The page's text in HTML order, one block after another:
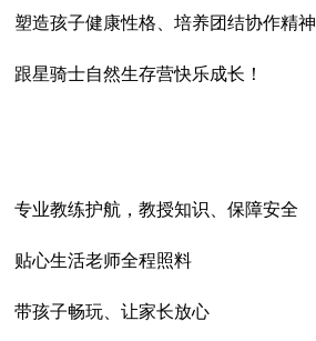
塑造孩子健康性格、培养团结协作精神
跟星骑士自然生存营快乐成长！
专业教练护航，教授知识、保障安全
贴心生活老师全程照料
带孩子畅玩、让家长放心